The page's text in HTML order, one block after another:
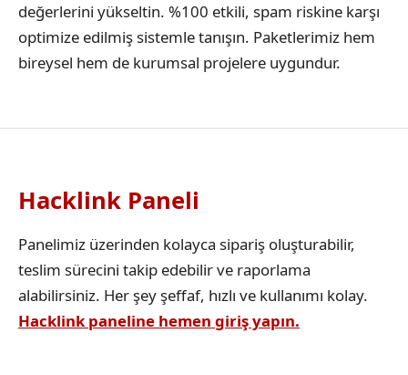
değerlerini yükseltin. %100 etkili, spam riskine karşı
optimize edilmiş sistemle tanışın. Paketlerimiz hem
bireysel hem de kurumsal projelere uygundur.
Hacklink Paneli
Panelimiz üzerinden kolayca sipariş oluşturabilir,
teslim sürecini takip edebilir ve raporlama
alabilirsiniz. Her şey şeffaf, hızlı ve kullanımı kolay.
Hacklink paneline hemen giriş yapın.